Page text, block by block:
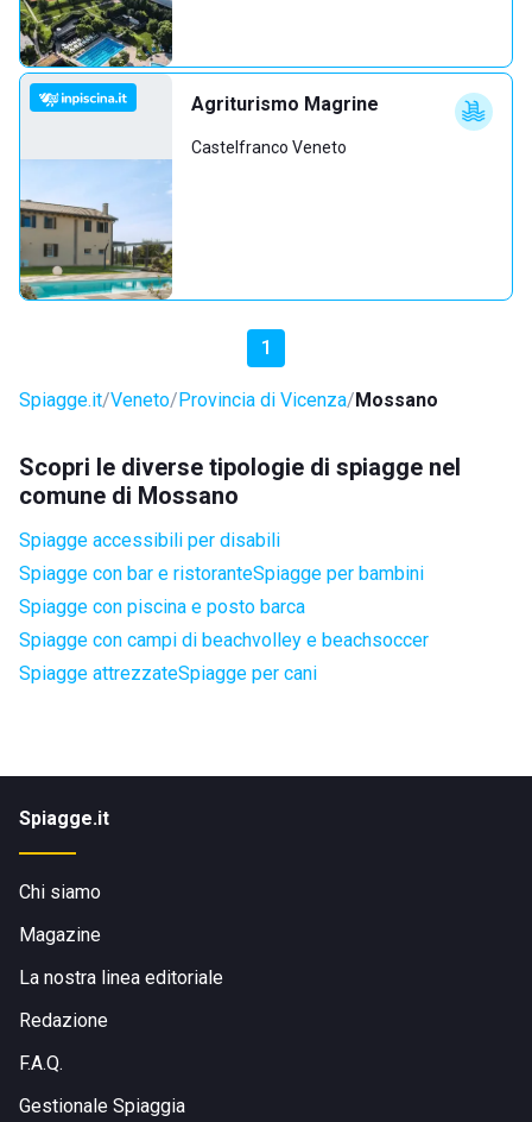
Agriturismo Magrine
Castelfranco Veneto
1
Spiagge.it Veneto Provincia di Vicenza Mossano
Scopri le diverse tipologie di spiagge nel
comune di Mossano
Spiagge accessibili per disabili
Spiagge con bar e ristoranteSpiagge per bambini
Spiagge con piscina e posto barca
Spiagge con campi di beachvolley e beachsoccer
Spiagge attrezzateSpiagge per cani
Spiagge.it
Chi siamo
Magazine
La nostra linea editoriale
Redazione
F.A.Q.
Gestionale Spiaggia